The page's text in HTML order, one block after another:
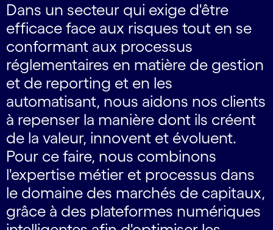
Dans un secteur qui exige d'être
efficace face aux risques tout en se
conformant aux processus
réglementaires en matière de gestion
et de reporting et en les
automatisant, nous aidons nos clients
à repenser la manière dont ils créent
de la valeur, innovent et évoluent.
Pour ce faire, nous combinons
l'expertise métier et processus dans
le domaine des marchés de capitaux,
grâce à des plateformes numériques